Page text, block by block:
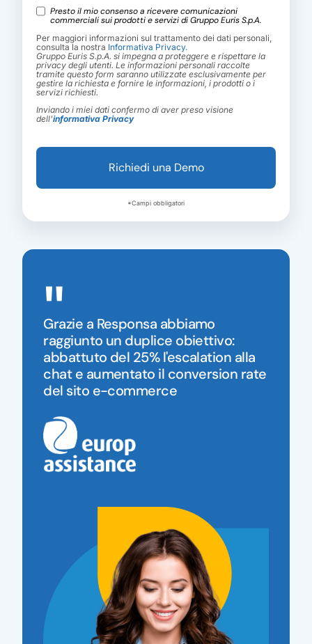
"
Grazie a Responsa abbiamo
raggiunto un duplice obiettivo:
abbattuto del 25% l'escalation alla
chat e aumentato il conversion rate
del sito e-commerce
Presto il mio consenso a ricevere comunicazioni
commerciali sui prodotti e servizi di Gruppo Euris S.p.A.
Per maggiori informazioni sul trattamento dei dati personali,
consulta la nostra Informativa Privacy.
Gruppo Euris S.p.A. si impegna a proteggere e rispettare la
privacy degli utenti. Le informazioni personali raccolte
tramite questo form saranno utilizzate esclusivamente per
gestire la richiesta e fornire le informazioni, i prodotti o i
servizi richiesti.
Inviando i miei dati confermo di aver preso visione
dell'informativa Privacy
*Campi obbligatori